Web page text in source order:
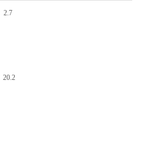
2.7
20.2